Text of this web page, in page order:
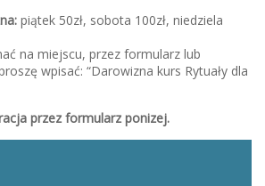
piątek 50zł, sobota 100zł, niedziela
na miejscu, przez formularz lub
wpisać: “Darowizna kurs Rytuały dla
przez formularz ponizej.